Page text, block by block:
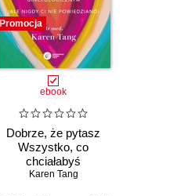
Promocja
ebook
Dobrze, że pytasz
Wszystko, co
chciałabyś
wiedzieć o swoim
Karen Tang